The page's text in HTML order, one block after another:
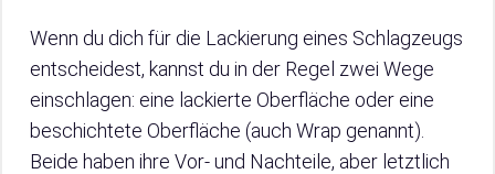
Wenn du dich für die Lackierung eines Schlagzeugs
entscheidest, kannst du in der Regel zwei Wege
einschlagen: eine lackierte Oberfläche oder eine
beschichtete Oberfläche (auch Wrap genannt).
Beide haben ihre Vor- und Nachteile, aber letztlich